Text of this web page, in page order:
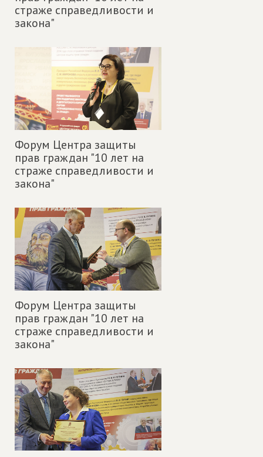
страже справедливости и
закона"
Форум Центра защиты
прав граждан "10 лет на
страже справедливости и
закона"
Форум Центра защиты
прав граждан "10 лет на
страже справедливости и
закона"